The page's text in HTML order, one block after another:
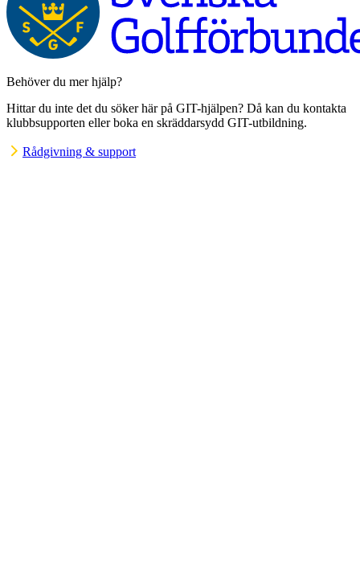
Behöver du mer hjälp?
Hittar du inte det du söker här på GIT-hjälpen? Då kan du kontakta
klubbsupporten eller boka en skräddarsydd GIT-utbildning.
Rådgivning & support